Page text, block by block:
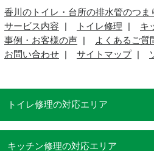
香川のトイレ・台所の排水管のつ
サービス内容
トイレ修理 キ
事例・お客様の声
よくあるご質
お問い合わせ
サイトマップ
トイレ修理の対応エリア
キッチン修理の対応エリア